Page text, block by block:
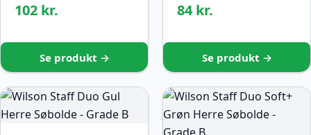
102 kr.
Se produkt →
84 kr.
Se produkt →